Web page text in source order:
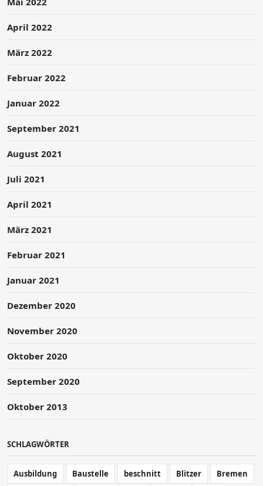
April 2022
März 2022
Februar 2022
Januar 2022
September 2021
August 2021
Juli 2021
April 2021
März 2021
Februar 2021
Januar 2021
Dezember 2020
November 2020
Oktober 2020
September 2020
Oktober 2013
SCHLAGWÖRTER
Ausbildung Baustelle beschnitt Blitzer
Bremen